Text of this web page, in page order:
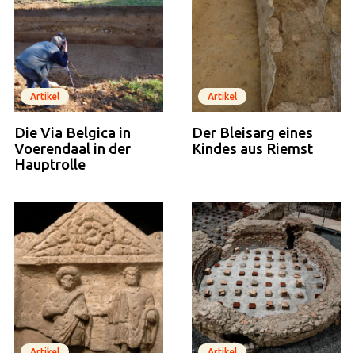
Artikel
Die Via Belgica in
Voerendaal in der
Hauptrolle
Artikel
Der Bleisarg eines
Kindes aus Riemst